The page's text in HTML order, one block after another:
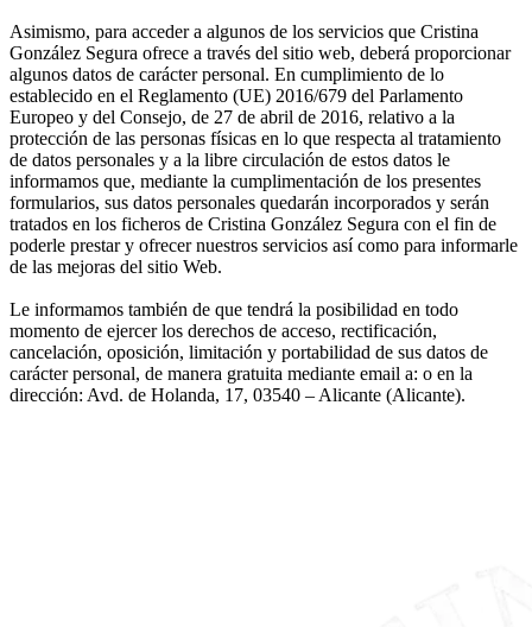
Asimismo, para acceder a algunos de los servicios que Cristina
González Segura ofrece a través del sitio web, deberá proporcionar
algunos datos de carácter personal. En cumplimiento de lo
establecido en el Reglamento (UE) 2016/679 del Parlamento
Europeo y del Consejo, de 27 de abril de 2016, relativo a la
protección de las personas físicas en lo que respecta al tratamiento
de datos personales y a la libre circulación de estos datos le
informamos que, mediante la cumplimentación de los presentes
formularios, sus datos personales quedarán incorporados y serán
tratados en los ficheros de Cristina González Segura con el fin de
poderle prestar y ofrecer nuestros servicios así como para informarle
de las mejoras del sitio Web.
Le informamos también de que tendrá la posibilidad en todo
momento de ejercer los derechos de acceso, rectificación,
cancelación, oposición, limitación y portabilidad de sus datos de
carácter personal, de manera gratuita mediante email a: o en la
dirección: Avd. de Holanda, 17, 03540 – Alicante (Alicante).